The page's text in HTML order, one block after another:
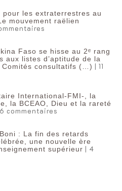
pour les extraterrestres au
mouvement raëlien
Faso se hisse au 2ᵉ rang
aux listes d’aptitude de la
Comités consultatifs (…) | 11
International-FMI-, la
la BCEAO, Dieu et la rareté
commentaires
: La fin des retards
une nouvelle ère
supérieur | 4